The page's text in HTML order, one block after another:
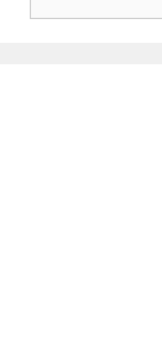
for: